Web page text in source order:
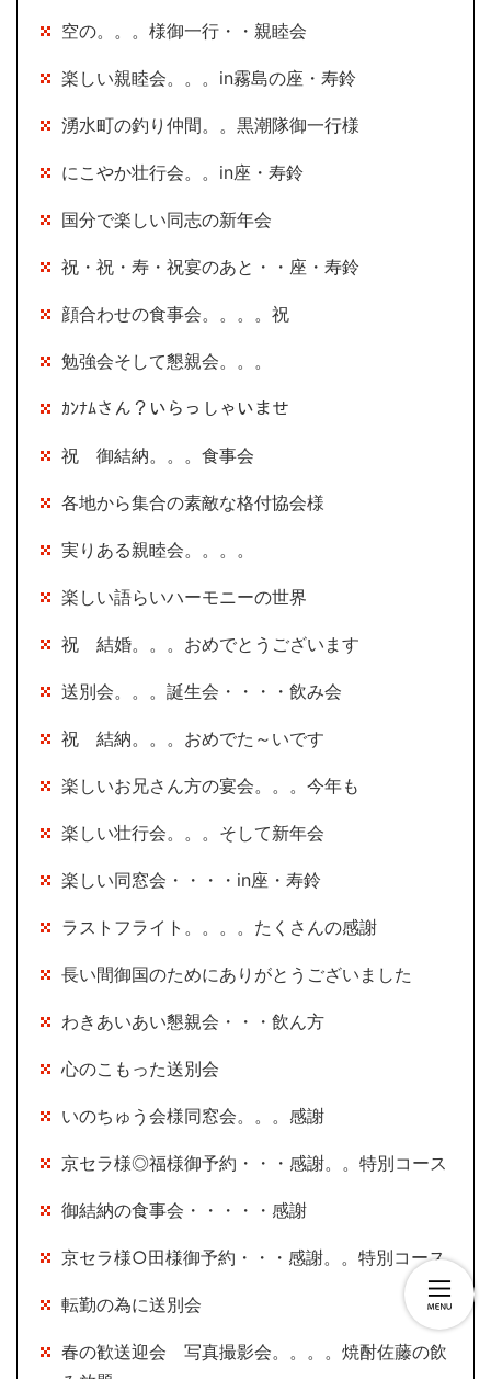
空の。。。様御一行・・親睦会
楽しい親睦会。。。in霧島の座・寿鈴
湧水町の釣り仲間。。黒潮隊御一行様
にこやか壮行会。。in座・寿鈴
国分で楽しい同志の新年会
祝・祝・寿・祝宴のあと・・座・寿鈴
顔合わせの食事会。。。。祝
勉強会そして懇親会。。。
ｶﾝﾅﾑさん？いらっしゃいませ
祝 御結納。。。食事会
各地から集合の素敵な格付協会様
実りある親睦会。。。。
楽しい語らいハーモニーの世界
祝 結婚。。。おめでとうございます
送別会。。。誕生会・・・・飲み会
祝 結納。。。おめでた～いです
楽しいお兄さん方の宴会。。。今年も
楽しい壮行会。。。そして新年会
楽しい同窓会・・・・in座・寿鈴
ラストフライト。。。。たくさんの感謝
長い間御国のためにありがとうございました
わきあいあい懇親会・・・飲ん方
心のこもった送別会
いのちゅう会様同窓会。。。感謝
京セラ様◎福様御予約・・・感謝。。特別コース
御結納の食事会・・・・・感謝
京セラ様○田様御予約・・・感謝。。特別コース
転勤の為に送別会
春の歓送迎会 写真撮影会。。。。焼酎佐藤の飲